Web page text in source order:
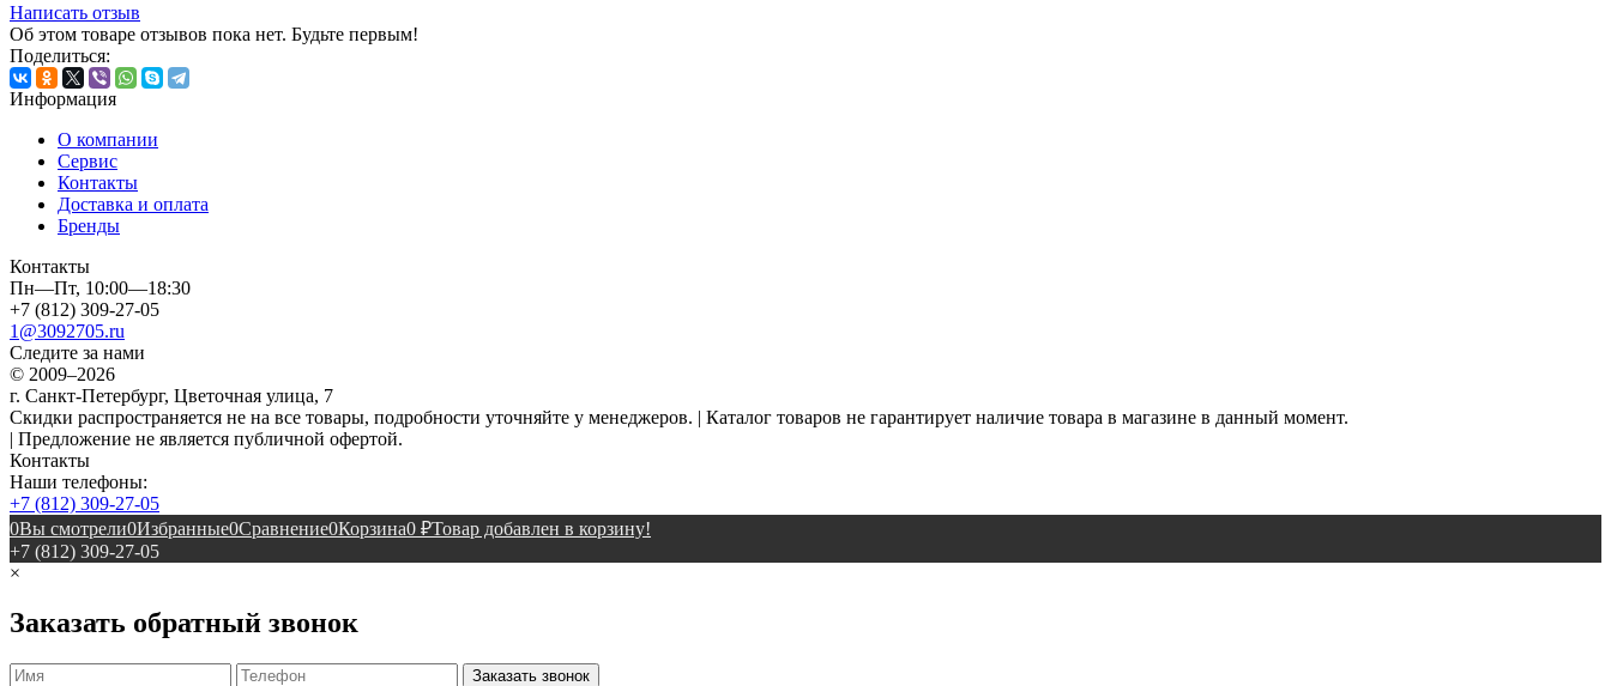
Написать отзыв
Об этом товаре отзывов пока нет. Будьте первым!
Поделиться:
Информация
О компании
Сервис
Контакты
Доставка и оплата
Бренды
Контакты
Пн—Пт, 10:00—18:30
+7 (812) 309-27-05
1@3092705.ru
Следите за нами
© 2009–2026
г. Санкт-Петербург, Цветочная улица, 7
Скидки распространяется не на все товары, подробности уточняйте у менеджеров. | Каталог товаров не гарантирует наличие товара в магазине в данный момент.
| Предложение не является публичной офертой.
Контакты
Наши телефоны:
+7 (812) 309-27-05
0Вы смотрели0Избранные0Сравнение0Корзина0 ₽Товар добавлен в корзину!
+7 (812) 309-27-05
×
Заказать обратный звонок